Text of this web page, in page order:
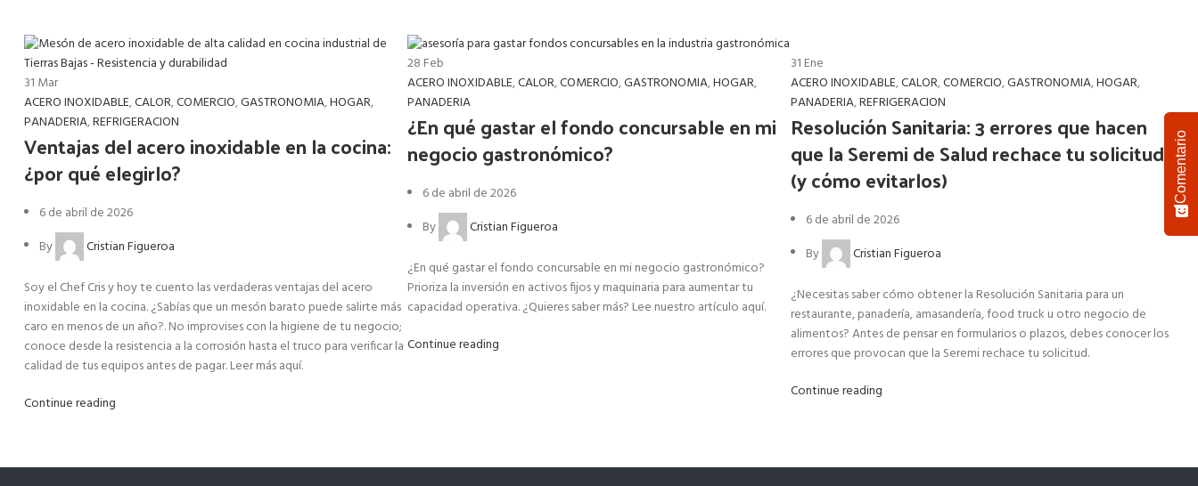
31 Mar
ACERO INOXIDABLE,CALOR,COMERCIO,GASTRONOMIA,HOGAR,
PANADERIA,REFRIGERACION
Ventajas del acero inoxidable en la cocina:
¿por qué elegirlo?
6 de abril de 2026
By
Cristian Figueroa
Soy el Chef Cris y hoy te cuento las verdaderas ventajas del acero
inoxidable en la cocina. ¿Sabías que un mesón barato puede salirte más
caro en menos de un año?. No improvises con la higiene de tu negocio;
conoce desde la resistencia a la corrosión hasta el truco para verificar la
calidad de tus equipos antes de pagar. Leer más aquí.
Continue reading
28 Feb
ACERO INOXIDABLE,CALOR,COMERCIO,GASTRONOMIA,HOGAR,
PANADERIA
¿En qué gastar el fondo concursable en mi
negocio gastronómico?
6 de abril de 2026
By
Cristian Figueroa
¿En qué gastar el fondo concursable en mi negocio gastronómico?
Prioriza la inversión en activos fijos y maquinaria para aumentar tu
capacidad operativa. ¿Quieres saber más? Lee nuestro artículo aquí.
Continue reading
31 Ene
ACERO INOXIDABLE,CALOR,COMERCIO,GASTRONOMIA,HOGAR,
PANADERIA,REFRIGERACION
Resolución Sanitaria: 3 errores que hacen
que la Seremi de Salud rechace tu solicitud
(y cómo evitarlos)
6 de abril de 2026
By
Cristian Figueroa
¿Necesitas saber cómo obtener la Resolución Sanitaria para un
restaurante, panadería, amasandería, food truck u otro negocio de
alimentos? Antes de pensar en formularios o plazos, debes conocer los
errores que provocan que la Seremi rechace tu solicitud.
Continue reading
Comentario